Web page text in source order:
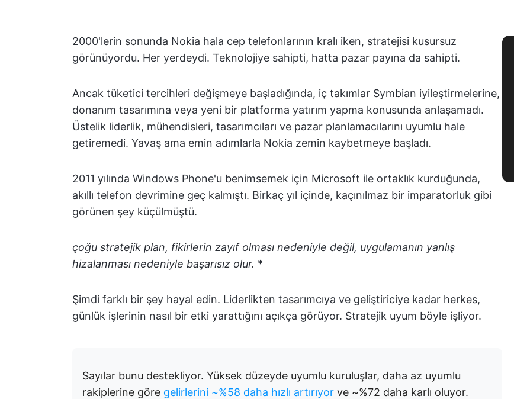
2000'lerin sonunda Nokia hala cep telefonlarının kralı iken, stratejisi kusursuz
görünüyordu. Her yerdeydi. Teknolojiye sahipti, hatta pazar payına da sahipti.
Ancak tüketici tercihleri değişmeye başladığında, iç takımlar Symbian iyileştirmelerine,
donanım tasarımına veya yeni bir platforma yatırım yapma konusunda anlaşamadı.
Üstelik liderlik, mühendisleri, tasarımcıları ve pazar planlamacılarını uyumlu hale
getiremedi. Yavaş ama emin adımlarla Nokia zemin kaybetmeye başladı.
2011 yılında Windows Phone'u benimsemek için Microsoft ile ortaklık kurduğunda,
akıllı telefon devrimine geç kalmıştı. Birkaç yıl içinde, kaçınılmaz bir imparatorluk gibi
görünen şey küçülmüştü.
çoğu stratejik plan, fikirlerin zayıf olması nedeniyle değil, uygulamanın yanlış
hizalanması nedeniyle başarısız olur. *
Şimdi farklı bir şey hayal edin. Liderlikten tasarımcıya ve geliştiriciye kadar herkes,
günlük işlerinin nasıl bir etki yarattığını açıkça görüyor. Stratejik uyum böyle işliyor.
Sayılar bunu destekliyor. Yüksek düzeyde uyumlu kuruluşlar, daha az uyumlu
rakiplerine göre gelirlerini ~%58 daha hızlı artırıyor ve ~%72 daha karlı oluyor.